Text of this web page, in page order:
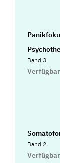
Band 3
Band 2